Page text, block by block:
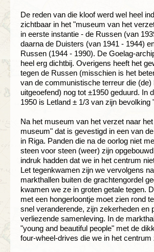
De reden van die kloof werd wel heel
zichtbaar in het "museum van het
in eerste instantie - de Russen (van
daarna de Duisters (van 1941 - 1944)
Russen (1944 - 1990). De Goelag-
heel erg dichtbij. Overigens heeft het
tegen de Russen (misschien is het
van de communistische terreur die (de)
uitgeoefend) nog tot ±1950 geduurd. In
1950 is Letland ± 1/3 van zijn bevolking
Na het museum van het verzet naar
museum" dat is gevestigd in een van
in Riga. Panden die na de oorlog niet
steen voor steen (weer) zijn
indruk hadden dat we in het centrum
Let tegenkwamen zijn we vervolgens
markthallen buiten de grachtengordel
kwamen we ze in groten getale tegen.
met een hongerloontje moet zien rond
snel veranderende, zijn zekerheden en
verliezende samenleving. In de
"young and beautiful people" met de
four-wheel-drives die we in het centrum